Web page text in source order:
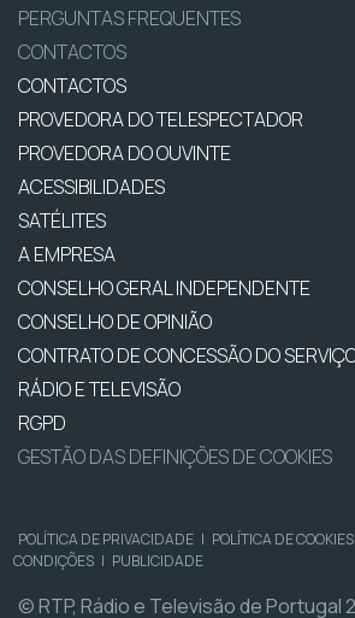
PERGUNTAS FREQUENTES
CONTACTOS
CONTACTOS
PROVEDORA DO TELESPECTADOR
PROVEDORA DO OUVINTE
ACESSIBILIDADES
SATÉLITES
A EMPRESA
CONSELHO GERAL INDEPENDENTE
CONSELHO DE OPINIÃO
CONTRATO DE CONCESSÃO DO
RÁDIO E TELEVISÃO
RGPD
GESTÃO DAS DEFINIÇÕES DE COOKIES
POLÍTICA DE PRIVACIDADE | POLÍTICA DE COOKIES
CONDIÇÕES | PUBLICIDADE
© RTP, Rádio e Televisão de Portugal